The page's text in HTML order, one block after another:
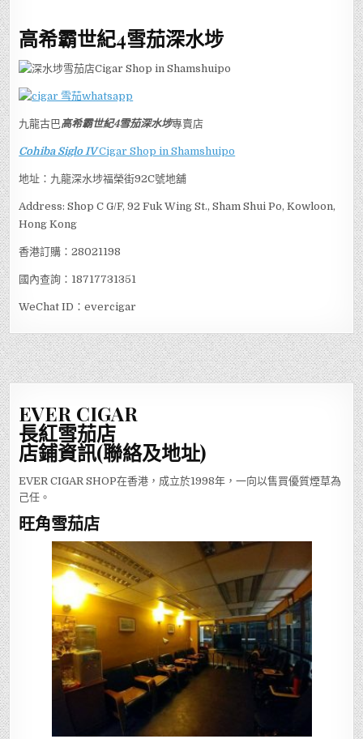
高希霸世紀4雪茄深水埗
九龍古巴高希霸世紀4雪茄深水埗專賣店
Cohiba Siglo IVCigar Shop in Shamshuipo
地址：九龍深水埗福榮街92C號地舖
Address: Shop C G/F, 92 Fuk Wing St., Sham Shui Po, Kowloon,
Hong Kong
香港訂購：28021198
國內查詢：18717731351
WeChat ID：evercigar
EVER CIGAR
長紅雪茄店
店鋪資訊(聯絡及地址)
EVER CIGAR SHOP在香港，成立於1998年，一向以售買優質煙草為
己任。
旺角雪茄店